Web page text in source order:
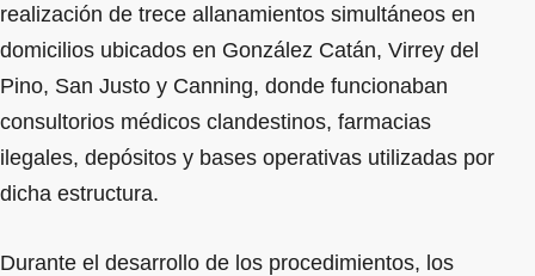
realización de trece allanamientos simultáneos en
domicilios ubicados en González Catán, Virrey del
Pino, San Justo y Canning, donde funcionaban
consultorios médicos clandestinos, farmacias
ilegales, depósitos y bases operativas utilizadas por
dicha estructura.
Durante el desarrollo de los procedimientos, los